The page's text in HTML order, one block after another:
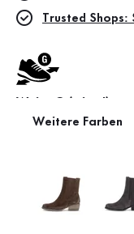
Weitere Farben
Trusted
Leather Working